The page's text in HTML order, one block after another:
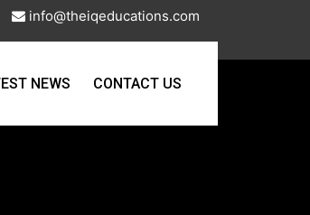
info@theiqeducations.com
NEWS CONTACT US